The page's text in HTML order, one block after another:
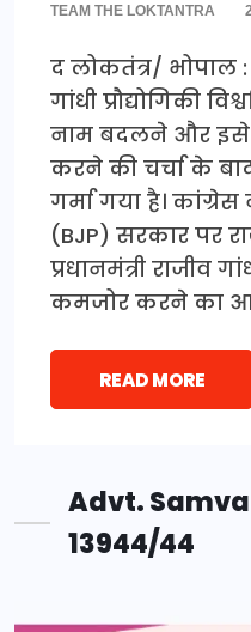
TEAM THE LOKTANTRA
द लोकतंत्र/ भोपाल
गांधी प्रौद्योगिकी
नाम बदलने और इसे
करने की चर्चा के
गर्मा गया है। कांग्रेस
(BJP) सरकार पर
प्रधानमंत्री राजीव
कमजोर करने का
READ MORE
Advt.
13944/44